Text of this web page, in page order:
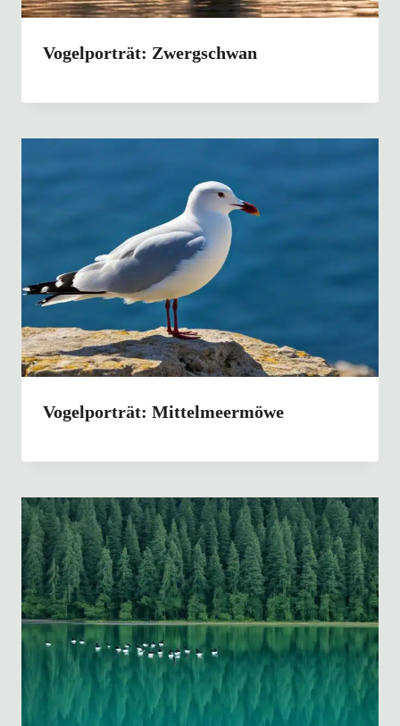
Vogelporträt: Zwergschwan
Vogelporträt: Mittelmeermöwe